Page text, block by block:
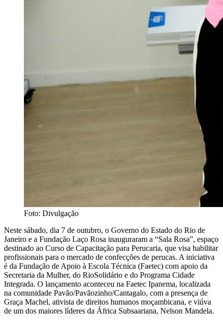
Foto: Divulgação
Neste sábado, dia 7 de outubro, o Governo do Estado do Rio de
Janeiro e a Fundação Laço Rosa inauguraram a “Sala Rosa”, espaço
destinado ao Curso de Capacitação para Perucaria, que visa habilitar
profissionais para o mercado de confecções de perucas. A iniciativa
é da Fundação de Apoio à Escola Técnica (Faetec) com apoio da
Secretaria da Mulher, do RioSolidário e do Programa Cidade
Integrada. O lançamento aconteceu na Faetec Ipanema, localizada
na comunidade Pavão/Pavãozinho/Cantagalo, com a presença de
Graça Machel, ativista de direitos humanos moçambicana, e viúva
de um dos maiores líderes da África Subsaariana, Nelson Mandela.